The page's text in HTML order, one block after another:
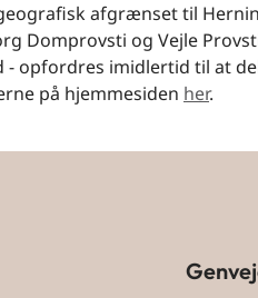
afgrænset til
Domprovsti og Vejle
- opfordres imidlertid til at
på hjemmesiden her.